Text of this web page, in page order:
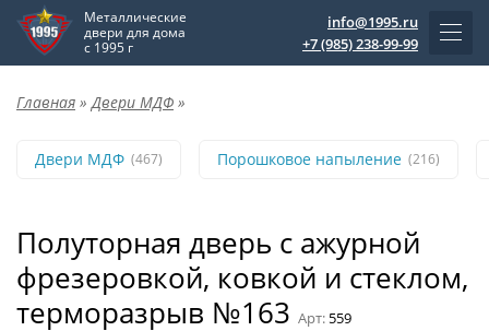
Металлические
двери для дома
с 1995 г
info@1995.ru
+7 (985) 238-99-99
Главная » Двери МДФ »
Двери МДФ (467) Порошковое напыление (216)
Полуторная дверь с ажурной
фрезеровкой, ковкой и стеклом,
терморазрыв №163 Арт: 559